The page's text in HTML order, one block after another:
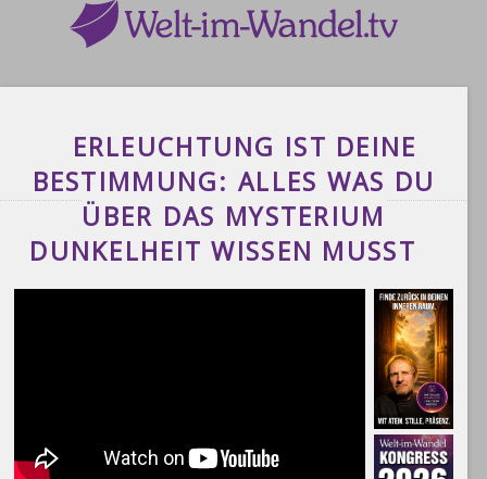
ERLEUCHTUNG IST DEINE
BESTIMMUNG: ALLES WAS DU
ÜBER DAS MYSTERIUM
DUNKELHEIT WISSEN MUSST